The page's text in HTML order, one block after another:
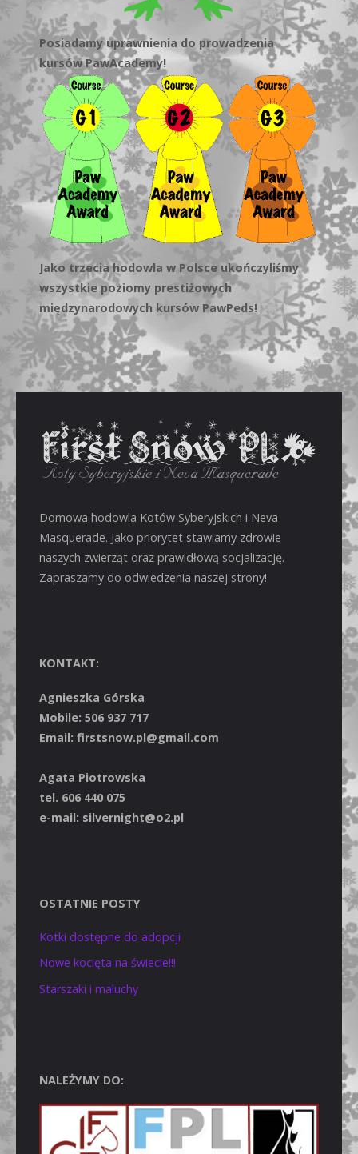
Posiadamy uprawnienia do prowadzenia
kursów PawAcademy!
Jako trzecia hodowla w Polsce ukończyliśmy
wszystkie poziomy prestiżowych
międzynarodowych kursów PawPeds!
Domowa hodowla Kotów Syberyjskich i Neva
Masquerade. Jako priorytet stawiamy zdrowie
naszych zwierząt oraz prawidłową socjalizację.
Zapraszamy do odwiedzenia naszej strony!
KONTAKT:
Agnieszka Górska
Mobile: 506 937 717
Email: firstsnow.pl@gmail.com
Agata Piotrowska
tel. 606 440 075
e-mail: silvernight@o2.pl
OSTATNIE POSTY
Kotki dostępne do adopcji
Nowe kocięta na świecie!!!
Starszaki i maluchy
NALEŻYMY DO: